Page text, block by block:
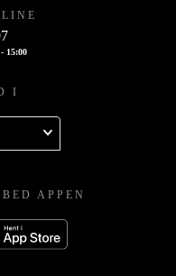
15:00
I
APPEN